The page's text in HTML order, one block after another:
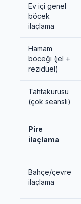
Ev içi genel
böcek
ilaçlama
Hamam
böceği (jel +
rezidüel)
Tahtakurusu
(çok seanslı)
Pire
ilaçlama
Bahçe/çevre
ilaçlama